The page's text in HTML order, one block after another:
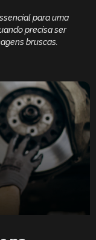
para uma
precisa ser
bruscas.